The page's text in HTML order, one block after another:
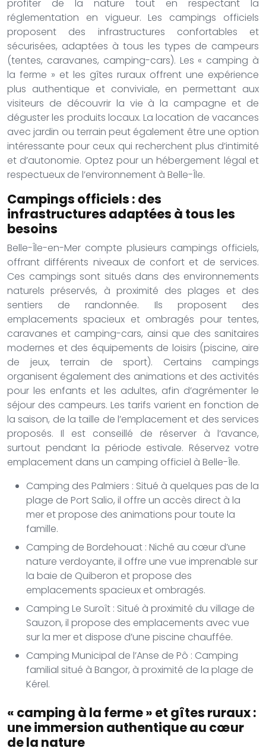
profiter de la nature tout en respectant la
réglementation en vigueur. Les campings officiels
proposent des infrastructures confortables et
sécurisées, adaptées à tous les types de campeurs
(tentes, caravanes, camping-cars). Les « camping à
la ferme » et les gîtes ruraux offrent une expérience
plus authentique et conviviale, en permettant aux
visiteurs de découvrir la vie à la campagne et de
déguster les produits locaux. La location de vacances
avec jardin ou terrain peut également être une option
intéressante pour ceux qui recherchent plus d’intimité
et d’autonomie. Optez pour un hébergement légal et
respectueux de l’environnement à Belle-Île.
Campings officiels : des
infrastructures adaptées à tous les
besoins
Belle-Île-en-Mer compte plusieurs campings officiels,
offrant différents niveaux de confort et de services.
Ces campings sont situés dans des environnements
naturels préservés, à proximité des plages et des
sentiers de randonnée. Ils proposent des
emplacements spacieux et ombragés pour tentes,
caravanes et camping-cars, ainsi que des sanitaires
modernes et des équipements de loisirs (piscine, aire
de jeux, terrain de sport). Certains campings
organisent également des animations et des activités
pour les enfants et les adultes, afin d’agrémenter le
séjour des campeurs. Les tarifs varient en fonction de
la saison, de la taille de l’emplacement et des services
proposés. Il est conseillé de réserver à l’avance,
surtout pendant la période estivale. Réservez votre
emplacement dans un camping officiel à Belle-Île.
Camping des Palmiers : Situé à quelques pas de la
plage de Port Salio, il offre un accès direct à la
mer et propose des animations pour toute la
famille.
Camping de Bordehouat : Niché au cœur d’une
nature verdoyante, il offre une vue imprenable sur
la baie de Quiberon et propose des
emplacements spacieux et ombragés.
Camping Le Suroît : Situé à proximité du village de
Sauzon, il propose des emplacements avec vue
sur la mer et dispose d’une piscine chauffée.
Camping Municipal de l’Anse de Pô : Camping
familial situé à Bangor, à proximité de la plage de
Kérel.
« camping à la ferme » et gîtes ruraux :
une immersion authentique au cœur
de la nature